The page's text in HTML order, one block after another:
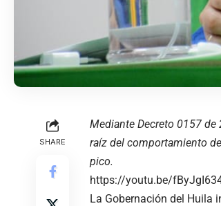
SHARE
Mediante Decreto 0157 de
raíz del comportamiento
pico.
https://youtu.be/
La Gobernación del Huila